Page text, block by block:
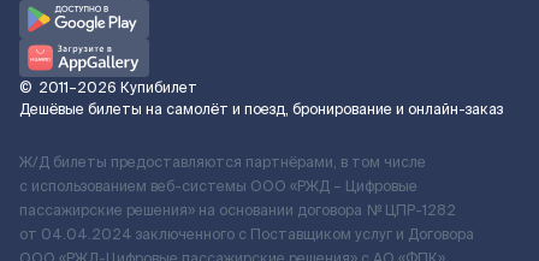
© 2011–2026 Купибилет
Дешёвые билеты на самолёт и поезд, бронирование и онлайн-заказ
Ж/Д билеты предоставляются партнёрами, в том числе
с использованием веб-системы ООО «РЖД – Цифровые
пассажирские решения» на основании договора № ЦПР-1282
от 04.04.2024 заключенного с Поставщиком услуг и Договора